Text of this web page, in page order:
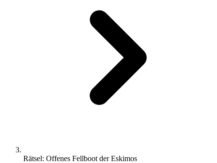
Rätsel: Offenes Fellboot der Eskimos